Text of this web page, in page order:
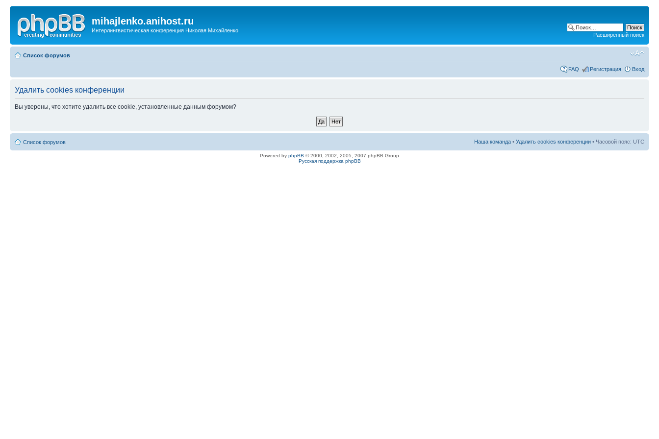
mihajlenko.anihost.ru
Интерлингвистическая конференция Николая Михайленко
Расширенный поиск
Список форумов
FAQ Регистрация Вход
Удалить cookies конференции
Вы уверены, что хотите удалить все cookie, установленные данным форумом?
Список форумов Наша команда • Удалить cookies конференции • Часовой пояс: UTC
Powered by phpBB © 2000, 2002, 2005, 2007 phpBB Group
Русская поддержка phpBB